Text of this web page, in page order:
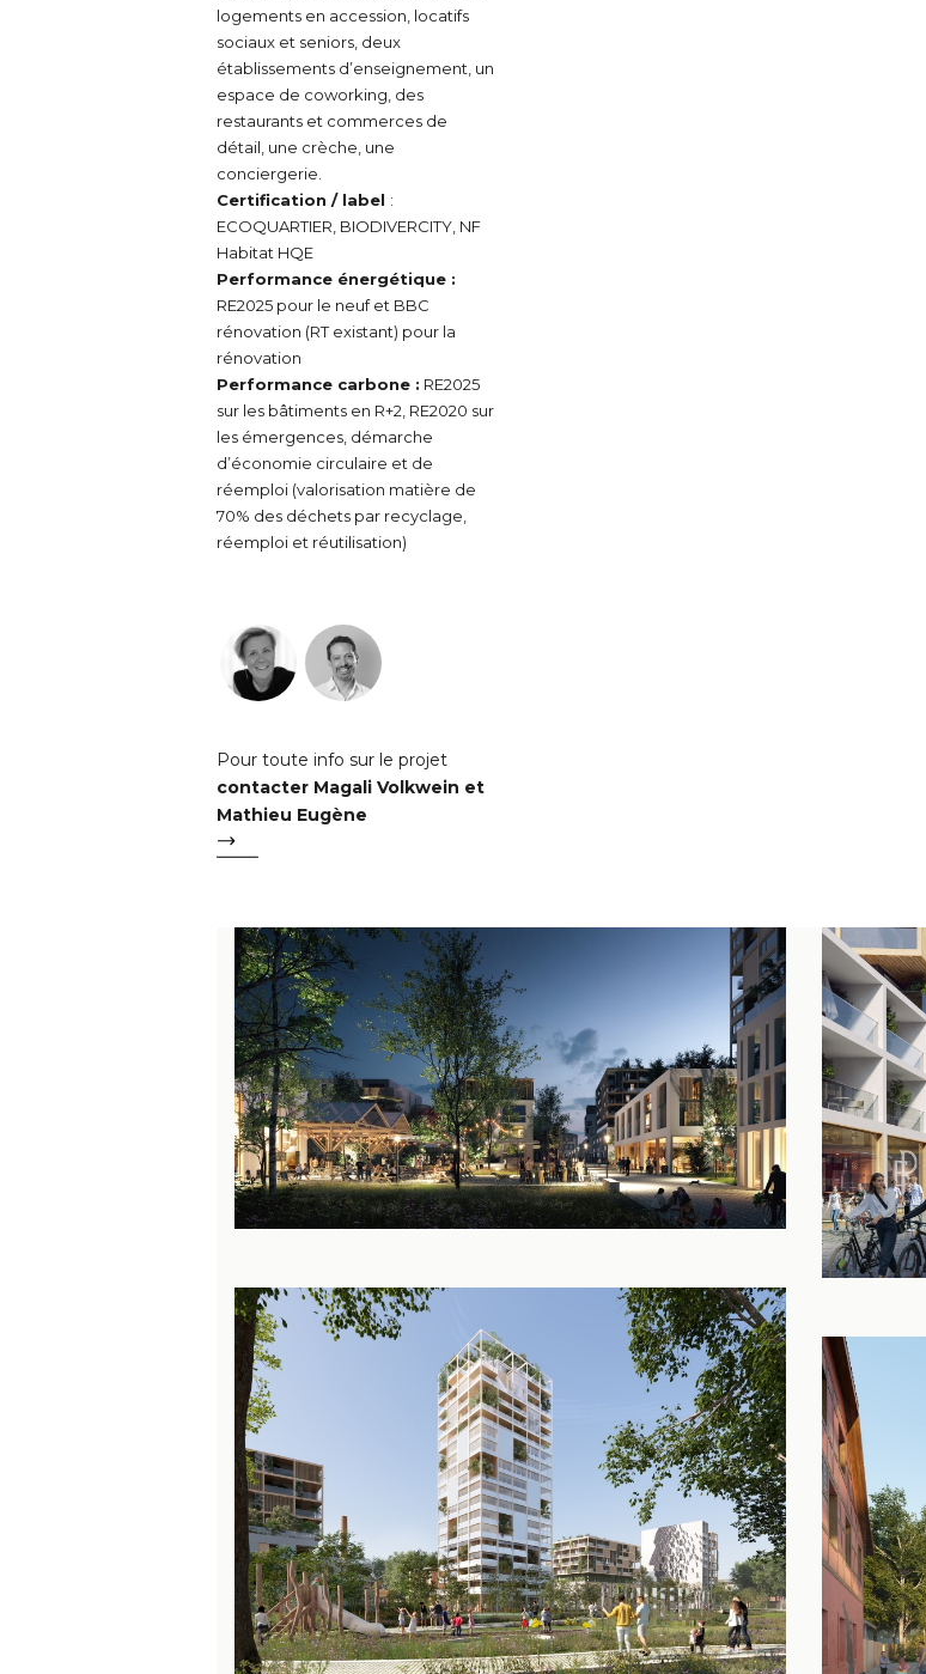
logements en accession, locatifs
sociaux et seniors, deux
établissements d’enseignement, un
espace de coworking, des
restaurants et commerces de
détail, une crèche, une
conciergerie.
Certification / label :
ECOQUARTIER, BIODIVERCITY, NF
Habitat HQE
Performance énergétique :
RE2025 pour le neuf et BBC
rénovation (RT existant) pour la
rénovation
Performance carbone : RE2025
sur les bâtiments en R+2, RE2020 sur
les émergences, démarche
d’économie circulaire et de
réemploi (valorisation matière de
70% des déchets par recyclage,
réemploi et réutilisation)
Pour toute info sur le projet
contacter Magali Volkwein et
Mathieu Eugène